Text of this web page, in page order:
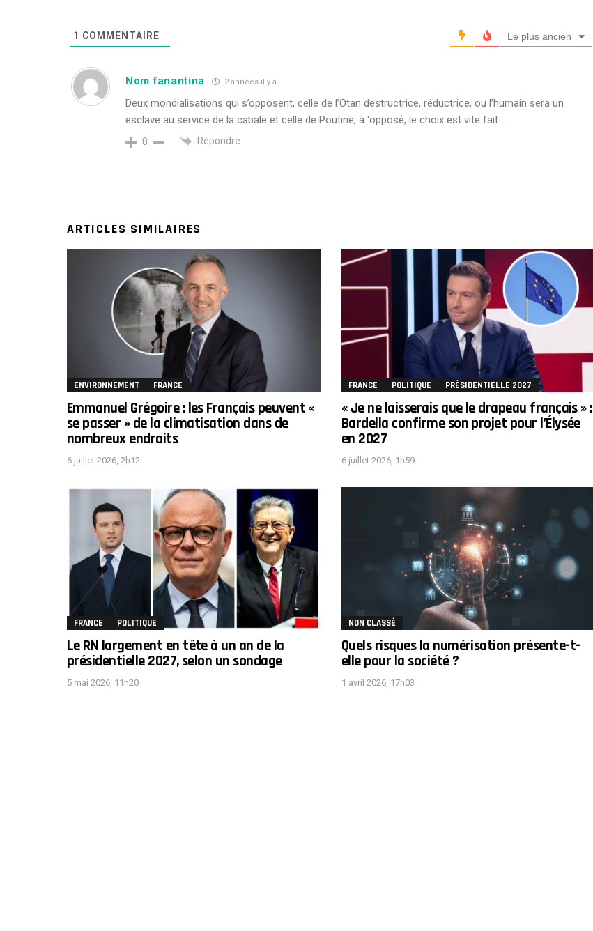
1 COMMENTAIRE Le plus ancien
Nom fanantina 2 années il y a
Deux mondialisations qui s’opposent, celle de l’Otan destructrice, réductrice, ou l’humain sera un
esclave au service de la cabale et celle de Poutine, à ‘opposé, le choix est vite fait ….
0 Répondre
ARTICLES SIMILAIRES
ENVIRONNEMENT FRANCE
Emmanuel Grégoire : les Français peuvent «
se passer » de la climatisation dans de
nombreux endroits
6 juillet 2026, 2h12
FRANCE POLITIQUE PRÉSIDENTIELLE 2027
« Je ne laisserais que le drapeau français » :
Bardella confirme son projet pour l’Élysée
en 2027
6 juillet 2026, 1h59
FRANCE POLITIQUE
Le RN largement en tête à un an de la
présidentielle 2027, selon un sondage
5 mai 2026, 11h20
NON CLASSÉ
Quels risques la numérisation présente-t-
elle pour la société ?
1 avril 2026, 17h03